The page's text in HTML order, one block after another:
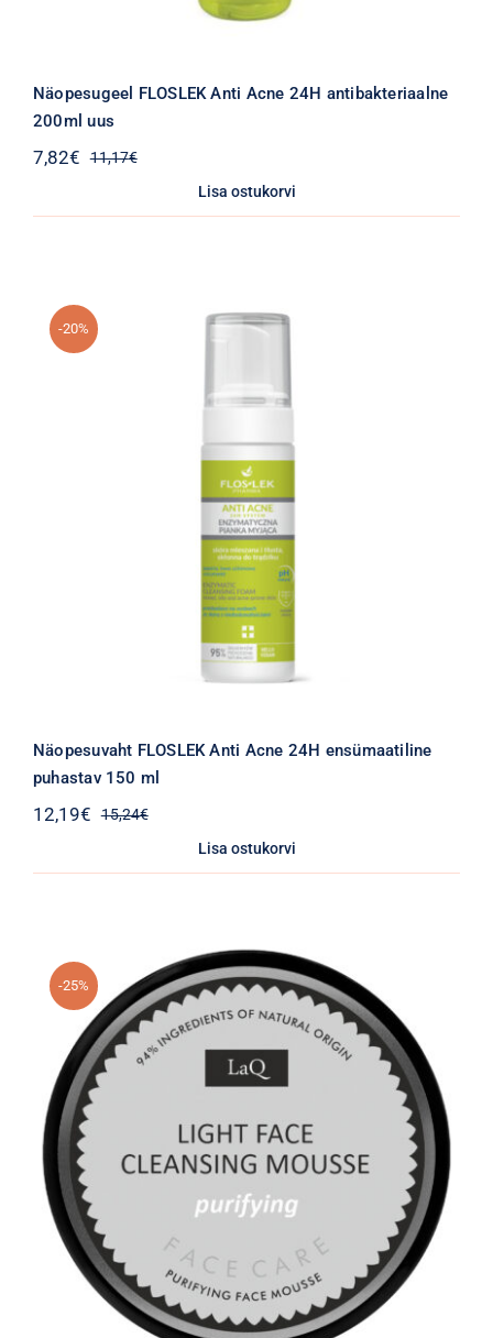
Näopesugeel FLOSLEK Anti Acne 24H antibakteriaalne
200ml uus
11,17€Algne
oli:
7,82€
Praegune
on:
Lisa ostukorvi
-20%
Näopesuvaht FLOSLEK Anti Acne 24H ensümaatiline
puhastav 150 ml
15,24€Algne
oli:
12,19€
Praegune
on:
Lisa ostukorvi
-25%